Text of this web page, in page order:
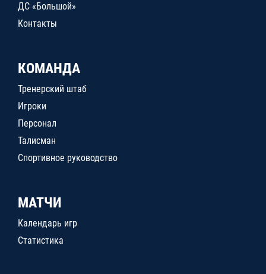
ДС «Большой»
Контакты
КОМАНДА
Тренерский штаб
Игроки
Персонал
Талисман
Спортивное руководство
МАТЧИ
Календарь игр
Статистика